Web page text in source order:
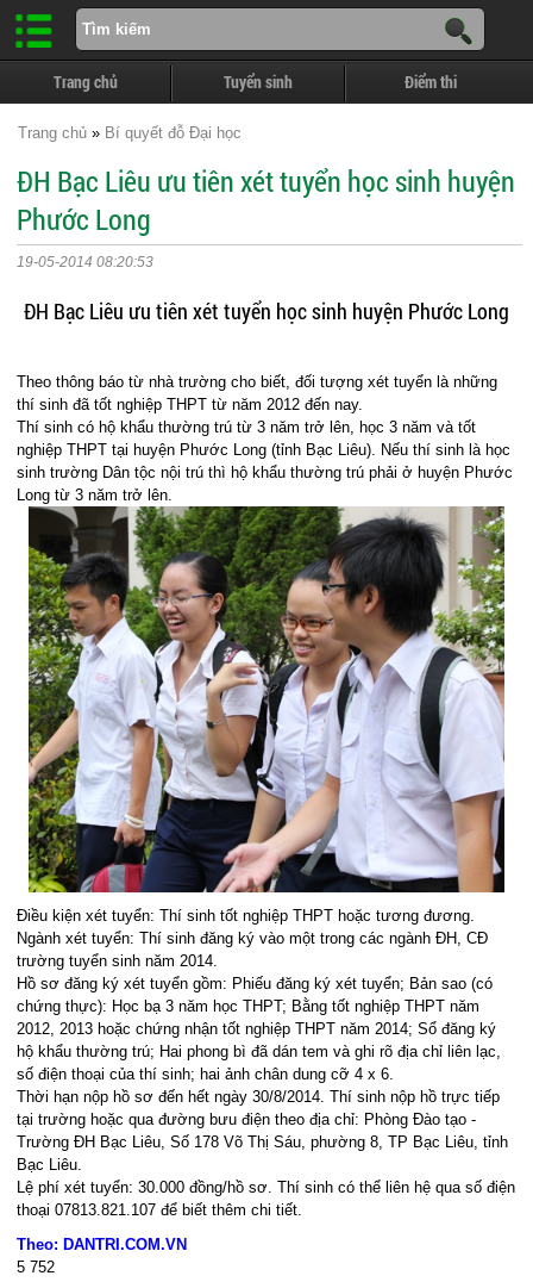
Trang chủ Tuyển sinh Điểm thi
Trang chủ » Bí quyết đỗ Đại học
ĐH Bạc Liêu ưu tiên xét tuyển học sinh huyện
Phước Long
19-05-2014 08:20:53
ĐH Bạc Liêu ưu tiên xét tuyển học sinh huyện Phước Long
Theo thông báo từ nhà trường cho biết, đối tượng xét tuyển là những
thí sinh đã tốt nghiệp THPT từ năm 2012 đến nay.
Thí sinh có hộ khẩu thường trú từ 3 năm trở lên, học 3 năm và tốt
nghiệp THPT tại huyện Phước Long (tỉnh Bạc Liêu). Nếu thí sinh là học
sinh trường Dân tộc nội trú thì hộ khẩu thường trú phải ở huyện Phước
Long từ 3 năm trở lên.
Điều kiện xét tuyển: Thí sinh tốt nghiệp THPT hoặc tương đương.
Ngành xét tuyển: Thí sinh đăng ký vào một trong các ngành ĐH, CĐ
trường tuyển sinh năm 2014.
Hồ sơ đăng ký xét tuyển gồm: Phiếu đăng ký xét tuyển; Bản sao (có
chứng thực): Học bạ 3 năm học THPT; Bằng tốt nghiệp THPT năm
2012, 2013 hoặc chứng nhận tốt nghiệp THPT năm 2014; Sổ đăng ký
hộ khẩu thường trú; Hai phong bì đã dán tem và ghi rõ địa chỉ liên lạc,
số điện thoại của thí sinh; hai ảnh chân dung cỡ 4 x 6.
Thời hạn nộp hồ sơ đến hết ngày 30/8/2014. Thí sinh nộp hồ trực tiếp
tại trường hoặc qua đường bưu điện theo địa chỉ: Phòng Đào tạo -
Trường ĐH Bạc Liêu, Số 178 Võ Thị Sáu, phường 8, TP Bạc Liêu, tỉnh
Bạc Liêu.
Lệ phí xét tuyển: 30.000 đồng/hồ sơ. Thí sinh có thể liên hệ qua số điện
thoại 07813.821.107 để biết thêm chi tiết.
Theo: DANTRI.COM.VN
5 752